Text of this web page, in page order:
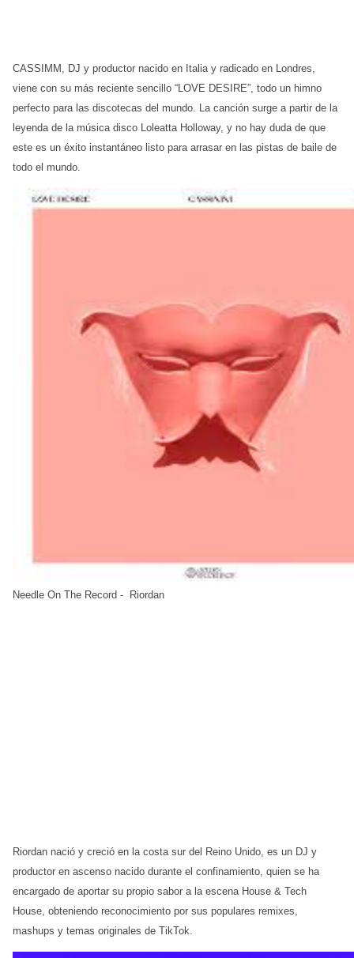
CASSIMM, DJ y productor nacido en Italia y radicado en Londres,
viene con su más reciente sencillo “LOVE DESIRE”, todo un himno
perfecto para las discotecas del mundo. La canción surge a partir de la
leyenda de la música disco Loleatta Holloway, y no hay duda de que
este es un éxito instantáneo listo para arrasar en las pistas de baile de
todo el mundo.
Needle On The Record - Riordan
Riordan nació y creció en la costa sur del Reino Unido, es un DJ y
productor en ascenso nacido durante el confinamiento, quien se ha
encargado de aportar su propio sabor a la escena House & Tech
House, obteniendo reconocimiento por sus populares remixes,
mashups y temas originales de TikTok.